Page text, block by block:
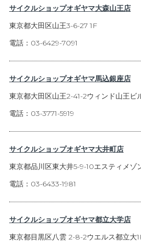
サイクルショップオギヤマ大森山王店
東京都大田区山王3-6-27 1F
電話：03-6429-7091
サイクルショップオギヤマ馬込銀座店
東京都大田区山王2-41-2ウィンド山王ビ
電話：03-3771-5919
サイクルショップオギヤマ大井町店
東京都品川区東大井5-9-10エスティメゾ
電話：03-6433-1981
サイクルショップオギヤマ都立大学店
東京都目黒区八雲 2-8-2ウエルス都立大